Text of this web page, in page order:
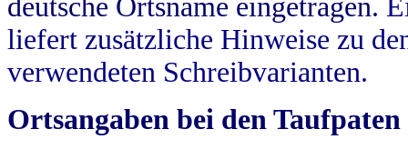
deutsche Ortsname eingetragen.
liefert zusätzliche Hinweise zu
verwendeten Schreibvarianten.
Ortsangaben bei den Taufpaten